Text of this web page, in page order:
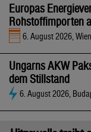
Europas
Rohstoffimporten
6. August 2026, Wien
Ungarns AKW
dem Stillstand
6. August 2026,